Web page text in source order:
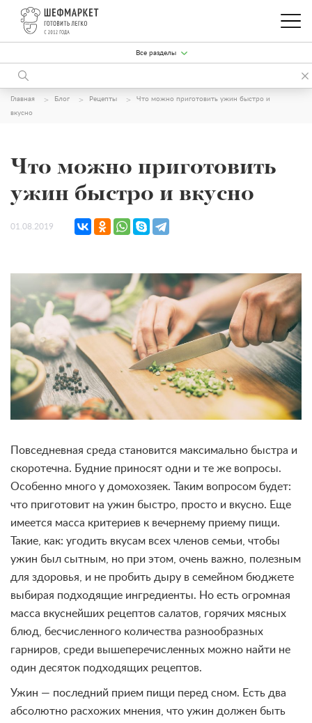
Все разделы
Главная Блог Рецепты
Что можно приготовить ужин быстро и
вкусно
Что можно приготовить
ужин быстро и вкусно
01.08.2019
Повседневная среда становится максимально быстра и
скоротечна. Будние приносят одни и те же вопросы.
Особенно много у домохозяек. Таким вопросом будет:
что приготовит на ужин быстро, просто и вкусно. Еще
имеется масса критериев к вечернему приему пищи.
Такие, как: угодить вкусам всех членов семьи, чтобы
ужин был сытным, но при этом, очень важно, полезным
для здоровья, и не пробить дыру в семейном бюджете
выбирая подходящие ингредиенты. Но есть огромная
масса вкуснейших рецептов салатов, горячих мясных
блюд, бесчисленного количества разнообразных
гарниров, среди вышеперечисленных можно найти не
один десяток подходящих рецептов.
Ужин — последний прием пищи перед сном. Есть два
абсолютно расхожих мнения, что ужин должен быть